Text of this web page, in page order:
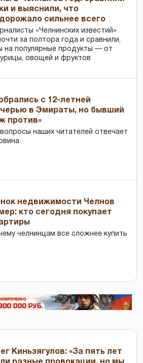
и выяснили, что
сильнее всего
«Челнинских известий»
за полтора года и сравнили,
на популярные продукты — от
овощей и фруктов
с 12-летней
в Эмираты, но бывший
против»
наших читателей отвечает
недвижимости Челнов
кто сегодня покупает
челнинцам все сложнее купить
Киньзягулов: «За пять лет